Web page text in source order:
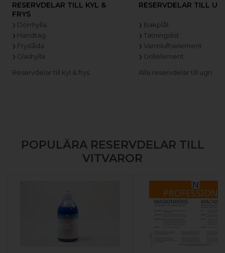
RESERVDELAR TILL KYL &
FRYS
Dörrhylla
Handtag
Fryslåda
Glashylla
Reservdelar till kyl & frys
RESERVDELAR TILL
Bakplåt
Tätningslist
Varmluftselement
Grillelement
Alla reservdelar till ugn
POPULÄRA RESERVDELAR TILL
VITVAROR